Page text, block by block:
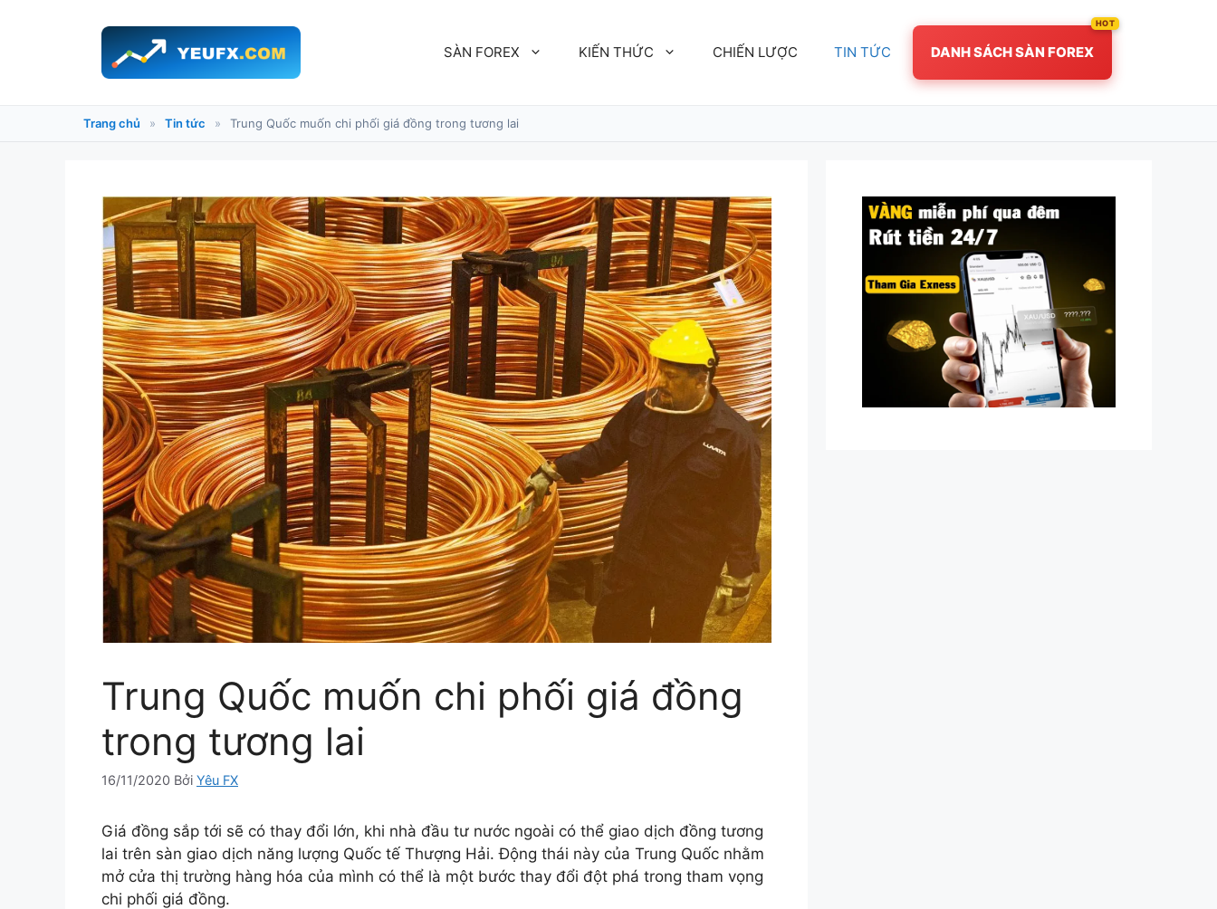
SÀN FOREX KIẾN THỨC CHIẾN LƯỢC TIN TỨC DANH SÁCH SÀN FOREX
Trang chủ » Tin tức » Trung Quốc muốn chi phối giá đồng trong tương lai
Trung Quốc muốn chi phối giá đồng
trong tương lai
16/11/2020 Bởi Yêu FX
Giá đồng sắp tới sẽ có thay đổi lớn, khi nhà đầu tư nước ngoài có thể giao dịch đồng tương
lai trên sàn giao dịch năng lượng Quốc tế Thượng Hải. Động thái này của Trung Quốc nhằm
mở cửa thị trường hàng hóa của mình có thể là một bước thay đổi đột phá trong tham vọng
chi phối giá đồng.